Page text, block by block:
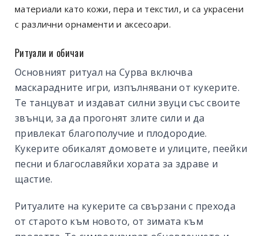
материали като кожи, пера и текстил, и са украсени
с различни орнаменти и аксесоари.
Ритуали и обичаи
Основният ритуал на Сурва включва
маскарадните игри, изпълнявани от кукерите.
Те танцуват и издават силни звуци със своите
звънци, за да прогонят злите сили и да
привлекат благополучие и плодородие.
Кукерите обикалят домовете и улиците, пеейки
песни и благославяйки хората за здраве и
щастие.
Ритуалите на кукерите са свързани с прехода
от старото към новото, от зимата към